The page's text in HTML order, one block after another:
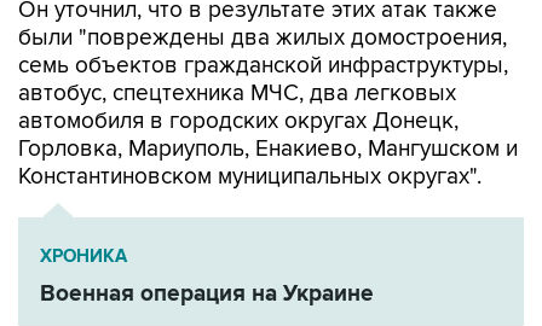
семь объектов гражданской инфраструктуры,
автобус, спецтехника МЧС, два легковых
автомобиля в городских округах Донецк,
Горловка, Мариуполь, Енакиево, Мангушском и
Константиновском муниципальных округах".
ХРОНИКА
Военная операция на Украине